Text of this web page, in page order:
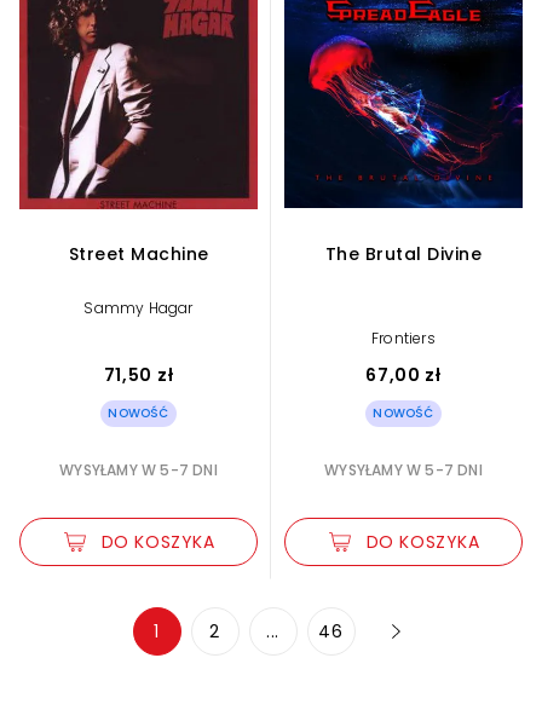
Street Machine
Sammy Hagar
71,50 zł
NOWOŚĆ
WYSYŁAMY W 5-7 DNI
DO KOSZYKA
The Brutal Divine
Frontiers
67,00 zł
NOWOŚĆ
WYSYŁAMY W 5-7 DNI
DO KOSZYKA
1 2 ... 46
Zmniejsz rozmiar czcionki